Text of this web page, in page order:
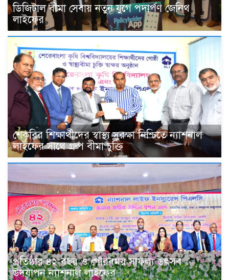
ডিজিটাল বীমা সেবায় নতুন যুগে পদার্পণ জেনিথ
লাইফের
শেকৃবির শিক্ষার্থীদের স্বাস্থ্য সুরক্ষা নিশ্চিতে ন্যাশনাল
লাইফের সাথে গ্রুপ বীমা চুক্তি
প্রতিষ্ঠার ৪২ বছর ও গৌরবময় সাফল্য উৎসব
উদযাপন ন্যাশনাল লাইফের